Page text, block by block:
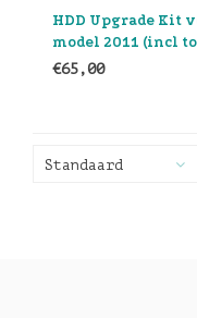
HDD Upgrade Kit
model 2011 (incl
€65,00
Standaard